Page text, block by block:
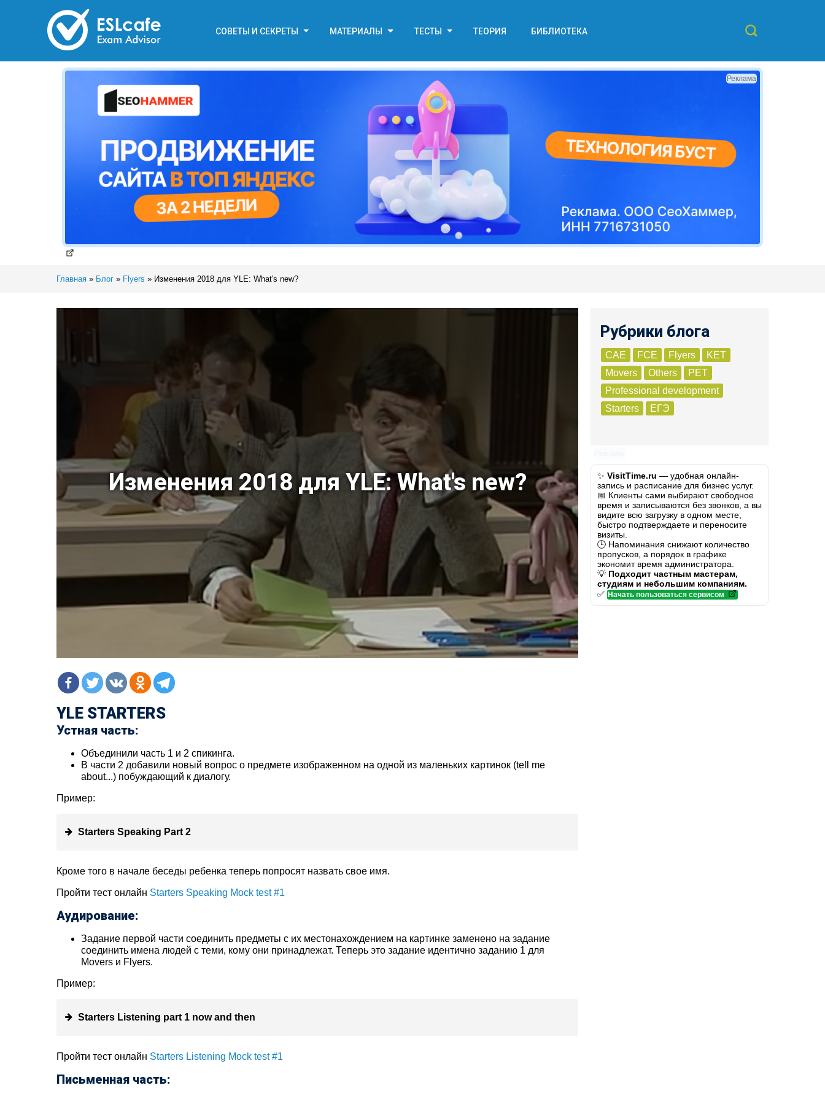
СОВЕТЫ И СЕКРЕТЫ МАТЕРИАЛЫ ТЕСТЫ ТЕОРИЯ БИБЛИОТЕКА
Реклама
Главная » Блог » Flyers » Изменения 2018 для YLE: What's new?
Изменения 2018 для YLE: What's new?
YLE STARTERS
Устная часть:
Объединили часть 1 и 2 спикинга.
В части 2 добавили новый вопрос о предмете изображенном на одной из маленьких картинок (tell me
about...) побуждающий к диалогу.
Пример:
Starters Speaking Part 2
Кроме того в начале беседы ребенка теперь попросят назвать свое имя.
Пройти тест онлайн Starters Speaking Mock test #1
Аудирование:
Задание первой части соединить предметы с их местонахождением на картинке заменено на задание
соединить имена людей с теми, кому они принадлежат. Теперь это задание идентично заданию 1 для
Movers и Flyers.
Пример:
Starters Listening part 1 now and then
Пройти тест онлайн Starters Listening Mock test #1
Письменная часть:
Рубрики блога
CAE FCE Flyers
KET
Movers
Others
PET
Professional development
Starters
ЕГЭ
✨ VisitTime.ru — удобная онлайн-
запись и расписание для бизнес услуг.
📅 Клиенты сами выбирают свободное
время и записываются без звонков, а вы
видите всю загрузку в одном месте,
быстро подтверждаете и переносите
визиты.
🕒 Напоминания снижают количество
пропусков, а порядок в графике
экономит время администратора.
💡 Подходит частным мастерам,
студиям и небольшим компаниям.
✅ Начать пользоваться сервисом